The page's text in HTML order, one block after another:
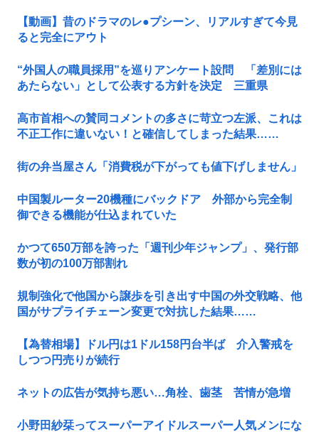
【動画】昔のドラマのレ●プシーン、リアルすぎて今見
ると完全にアウト
“外国人の職員採用”を巡りアンケート設問 「差別には
あたらない」として公表する方針を決定 三重県
高市首相への賛同コメントの多さに苛立つ左派、これは
不正工作に違いない！と確信してしまった結果……
街の弁当屋さん「消費税が下がっても値下げしません」
中国製ルーター20機種にバックドア 外部から完全制
御できる機能が仕込まれていた
かつて650万部を誇った「週刊少年ジャンプ」、発行部
数が初の100万部割れ
規制強化で他国から譲歩を引き出す中国の外交戦略、他
国がサプライチェーン変更で対抗した結果……
【為替相場】ドル円は1ドル158円台半ば 介入警戒を
しつつ円売りが続行
ネットの広告が気持ち悪い…角栓、歯茎 苦情が急増
小野田紗栞ってスーパーアイドルスーパー人気メンにな